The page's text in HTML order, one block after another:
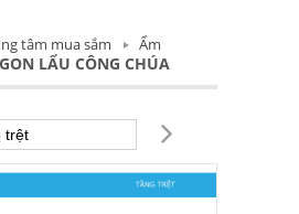
tâm mua sắm
Ẩm
LẨU CÔNG CHÚA